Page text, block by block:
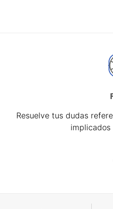
Resuelve tus dudas
implicados